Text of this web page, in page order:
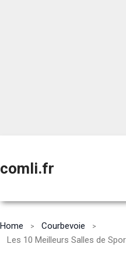
comli.fr
Home
Courbevoie
Les 10 Meilleurs Salles de